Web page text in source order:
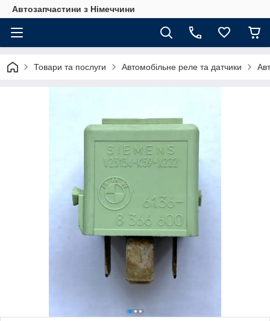
Автозапчастини з Німеччини
Товари та послуги Автомобільне реле та датчики